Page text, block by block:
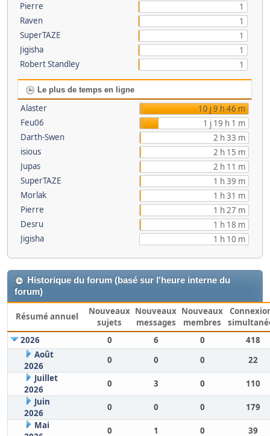
Pierre
1
Raven
1
SuperTAZE
1
Jigisha
1
Robert Standley
1
Le plus de temps en ligne
Alaster
10 j 9 h 46 m
Feu06
1 j 19 h 1 m
Darth-Swen
2 h 33 m
isious
2 h 15 m
Jupas
2 h 11 m
SuperTAZE
1 h 39 m
Morlak
1 h 31 m
Pierre
1 h 27 m
Desru
1 h 18 m
Jigisha
1 h 10 m
Historique du forum (basé sur l'heure interne du
forum)
Résumé annuel
Nouveaux
sujets
Nouveaux
messages
Nouveaux
membres
2026
0 6 0
418
Août
2026
0 0 0
22
Juillet
2026
0 3 0
110
Juin
2026
0 0 0
179
Mai
0 1 0 39